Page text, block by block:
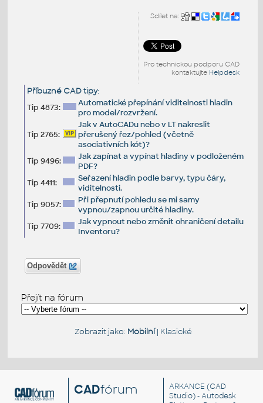
Sdílet na:
Pro technickou podporu CAD
kontaktujte Helpdesk
Příbuzné CAD tipy:
Tip 4873:
Automatické přepínání viditelnosti hladin
pro model/rozvržení.
Tip 2765:
Jak v AutoCADu nebo v LT nakreslit
přerušený řez/pohled (včetně
asociativních kót)?
Tip 9496:
Jak zapínat a vypínat hladiny v podloženém
PDF?
Tip 4411:
Seřazení hladin podle barvy, typu čáry,
viditelnosti.
Tip 9057:
Při přepnutí pohledu se mi samy
vypnou/zapnou určité hladiny.
Tip 7709:
Jak vypnout nebo změnit ohraničení detailu
Inventoru?
Odpovědět
Přejít na fórum
Zobrazit jako: Mobilní| Klasické
CADfórum ARKANCE (CAD
Studio) - Autodesk